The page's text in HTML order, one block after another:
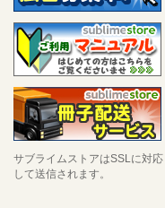
サブライムストアはSSLに対
して送信されます。